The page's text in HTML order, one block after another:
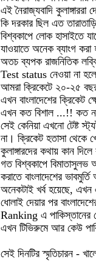
এই নৈরাজ্যবাদি
কি দরকার ছিল এত
বিশ্বকাপে লোক হাসাইতে
যাওয়াতে অনেক ব্যাংগ করা
অতচ ব্যপক রাজনিতিক
Test status নেওয়া না
আমরা ক্রিকেটে ২০-২৫
এখন বাংলাদেশের ক্রিকেট
এখন কত বিশাল ...!! কত
সেই কেনিয়া এখনো টেষ্ট
না। ক্রিকেট হতাসা থেকে
কুলাঙ্গারদের কথায় কান
গত বিশ্বকাপে
করাতে বাংলাদেশের
অনেকটাই খর্ব হয়েছে,
ধোলাই দেয়ার পর
Ranking এ পাকিস্তানের
এখন টিভিরুমে আর কেউ
সেই দিনটির স্মৃতিচারন -